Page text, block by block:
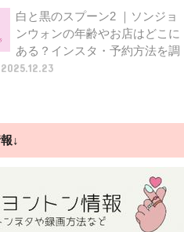
白と黒のスプーン2 ｜ソンジョ
ンウォンの年齢やお店はどこに
ある？インスタ・予約方法を調
2025.12.23
↓